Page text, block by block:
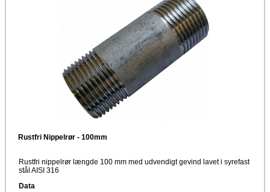
Rustfri Nippelrør - 100mm
Rustfri nippelrør længde 100 mm med udvendigt gevind lavet i syrefast
stål AISI 316
Data